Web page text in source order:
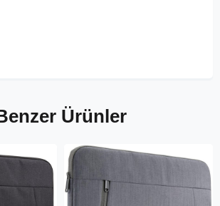
Ürünler